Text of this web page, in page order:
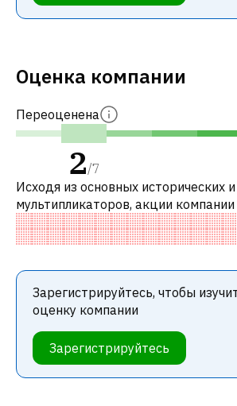
Оценка компании
Переоценена
2/7
Исходя из основных исторических
мультипликаторов, акции
сравнению с аналогичными
частности, акция компании
Зарегистрируйтесь, чтобы
оценку компании
Зарегистрируйтесь